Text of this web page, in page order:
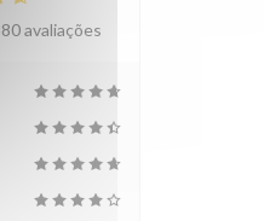
avaliações